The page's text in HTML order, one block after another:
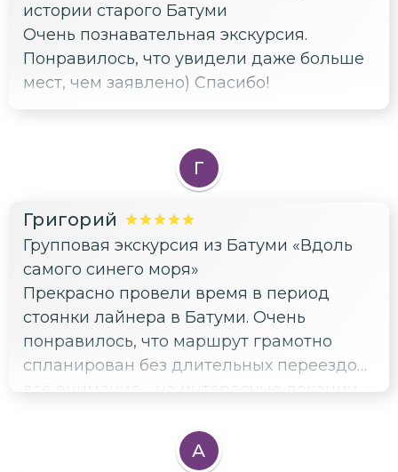
истории старого Батуми
Очень познавательная экскурсия.
Понравилось, что увидели даже больше
мест, чем заявлено) Спасибо!
Г
Григорий
Групповая экскурсия из Батуми «Вдоль
самого синего моря»
Прекрасно провели время в период
стоянки лайнера в Батуми. Очень
понравилось, что маршрут грамотно
спланирован без длительных переездов,
всё внимание - на интересные локации.
фактов о Грузии. Благодарим, нас всё
А